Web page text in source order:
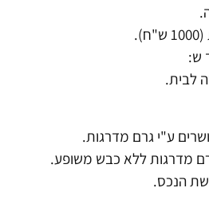
ש:
לבית.
ע"י גרם מדרגות.
מדרגות ללא כבש משופע.
הנכס.